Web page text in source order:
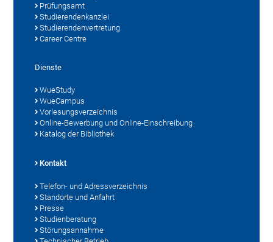
Prüfungsamt
Studierendenkanzlei
Studierendenvertretung
Career Centre
Dienste
WueStudy
WueCampus
Vorlesungsverzeichnis
Online-Bewerbung und Online-Einschreibung
Katalog der Bibliothek
Kontakt
Telefon- und Adressverzeichnis
Standorte und Anfahrt
Presse
Studienberatung
Störungsannahme